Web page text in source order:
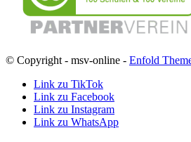
© Copyright - msv-online - Enfold
Link zu TikTok
Link zu Facebook
Link zu Instagram
Link zu WhatsApp